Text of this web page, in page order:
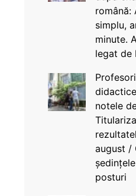
simplu,
minute.
legat de
notele
august /
posturi